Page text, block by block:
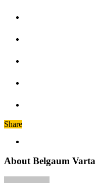
Share
About Belgaum Varta